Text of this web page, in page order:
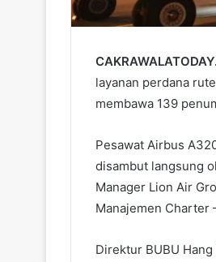
layanan perdana
membawa 139
Pesawat Airbus
disambut langsung
Manager Lion Air
Manajemen Charter
Direktur BUBU